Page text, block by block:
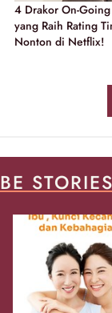
4 Drakor On-Going
yang Raih Rating
Nonton di Netflix!
BE STORIES